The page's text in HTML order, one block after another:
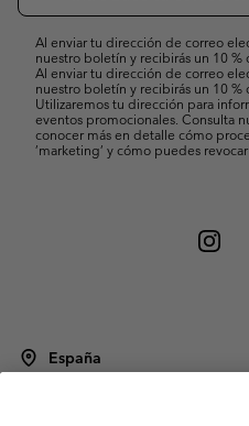
correo
Al enviar tu dirección de correo
nuestro boletín y recibirás un 10
Al enviar tu dirección de correo
nuestro boletín y recibirás un 10
Utilizaremos tu dirección para
eventos promocionales. Consulta
conocer más en detalle cómo
’marketing’ y cómo puedes
España